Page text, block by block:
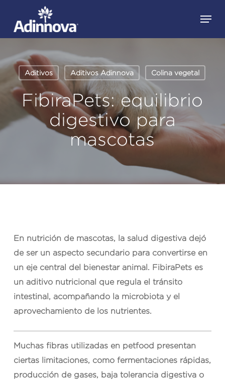
content
Menu
Aditivos Aditivos Adinnova Colina vegetal
FibiraPets: equilibrio
digestivo para
mascotas
En nutrición de mascotas, la salud digestiva dejó
de ser un aspecto secundario para convertirse en
un eje central del bienestar animal. FibiraPetses
un aditivo nutricional que regula el tránsito
intestinal, acompañando la microbiota y el
aprovechamiento de los nutrientes.
Muchas fibras utilizadas en petfood presentan
ciertas limitaciones, como fermentaciones rápidas,
producción de gases, baja tolerancia digestiva o